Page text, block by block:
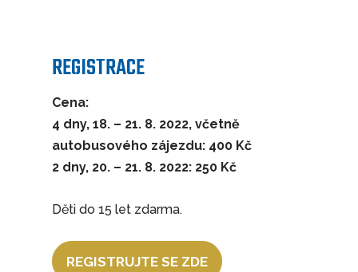
REGISTRACE
Cena:
4 dny, 18. – 21. 8. 2022, včetně
autobusového zájezdu: 400 Kč
2 dny, 20. – 21. 8. 2022: 250 Kč
Děti do 15 let zdarma.
REGISTRUJTE SE ZDE